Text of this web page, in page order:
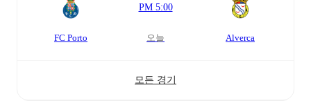
FC Porto
PM 5:00
오늘 Alverca
모든 경기